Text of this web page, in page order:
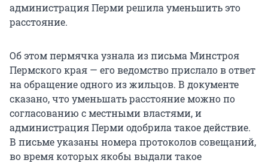
администрация Перми решила уменьшить это
расстояние.
Об этом пермячка узнала из письма Минстроя
Пермского края — его ведомство прислало в ответ
на обращение одного из жильцов. В документе
сказано, что уменьшать расстояние можно по
согласованию с местными властями, и
администрация Перми одобрила такое действие.
В письме указаны номера протоколов совещаний,
во время которых якобы выдали такое